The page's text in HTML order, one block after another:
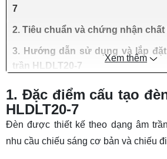
7
2. Tiêu chuẩn và chứng nhận
3. Hướng dẫn sử dụng và lắp đặt
trần HLDLT20-7
Xem thêm
1. Đặc điểm cấu tạo
HLDLT20-7
Đèn được thiết kế theo dạng âm
nhu cầu chiếu sáng cơ bản và chiếu